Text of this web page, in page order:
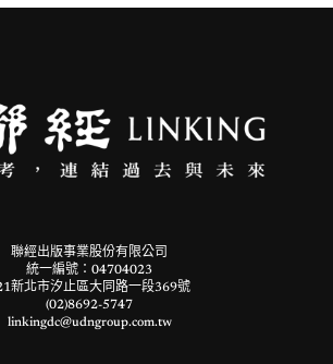
聯經出版事業股份有限公司
統一編號：04704023
新北市汐止區大同路一段369號
(02)8692-5747
linkingdc@udngroup.com.tw